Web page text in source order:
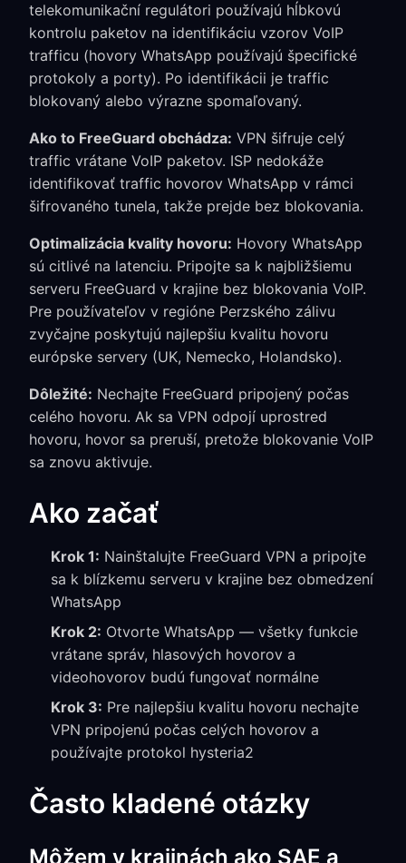
telekomunikační regulátori používajú hĺbkovú
kontrolu paketov na identifikáciu vzorov VoIP
trafficu (hovory WhatsApp používajú špecifické
protokoly a porty). Po identifikácii je traffic
blokovaný alebo výrazne spomaľovaný.
Ako to FreeGuard obchádza: VPN šifruje celý
traffic vrátane VoIP paketov. ISP nedokáže
identifikovať traffic hovorov WhatsApp v rámci
šifrovaného tunela, takže prejde bez blokovania.
Optimalizácia kvality hovoru: Hovory WhatsApp
sú citlivé na latenciu. Pripojte sa k najbližšiemu
serveru FreeGuard v krajine bez blokovania VoIP.
Pre používateľov v regióne Perzského zálivu
zvyčajne poskytujú najlepšiu kvalitu hovoru
európske servery (UK, Nemecko, Holandsko).
Dôležité: Nechajte FreeGuard pripojený počas
celého hovoru. Ak sa VPN odpojí uprostred
hovoru, hovor sa preruší, pretože blokovanie VoIP
sa znovu aktivuje.
Ako začať
Krok 1: Nainštalujte FreeGuard VPN a pripojte
sa k blízkemu serveru v krajine bez obmedzení
WhatsApp
Krok 2: Otvorte WhatsApp — všetky funkcie
vrátane správ, hlasových hovorov a
videohovorov budú fungovať normálne
Krok 3: Pre najlepšiu kvalitu hovoru nechajte
VPN pripojenú počas celých hovorov a
používajte protokol hysteria2
Často kladené otázky
Môžem v krajinách ako SAE a